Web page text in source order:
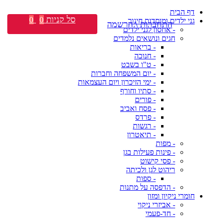
דף הבית
גני ילדים ומוסדות חינוך
- אחסון לגני ילדים
חגים ונושאים נלמדים
- בריאות
- חנוכה
- ט"ו בשבט
- יום המשפחה וחברות
- ימי הזיכרון ויום העצמאות
- סתיו וחורף
- פורים
- פסח ואביב
- פרדס
- רגשות
- תיאטרון
- מפות
- פינות פעילות בגן
- פסי קישוט
ריהוט לגן ולכיתה
- ספות
- הדפסה על מתנות
חומרי ניקיון ומזון
- אביזרי ניקוי
- חד-פעמי
התחברות \ הרשמה סל קניות 0
0